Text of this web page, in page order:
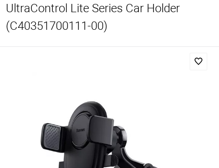
UltraControl Lite Series Car Holder
(C40351700111-00)